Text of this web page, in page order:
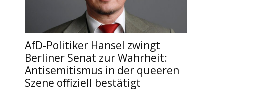
AfD-Politiker Hansel zwingt
Berliner Senat zur Wahrheit:
Antisemitismus in der queeren
Szene offiziell bestätigt